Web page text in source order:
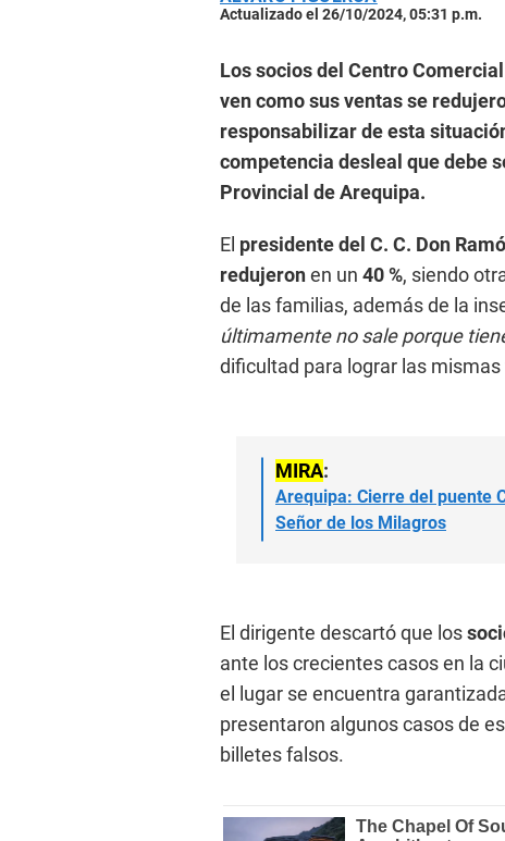
Actualizado el 26/10/2024, 05:31 p.m.
Los socios del Centro
ven como sus ventas se
responsabilizar de esta
competencia desleal que debe
Provincial de Arequipa.
El presidente del C. C. Don
redujeronen un 40 %, siendo
de las familias, además de la
últimamente no sale porque
dificultad para lograr las
MIRA:
Arequipa: Cierre del puente
Señor de los Milagros
El dirigente descartó que los
ante los crecientes casos en la
el lugar se encuentra
presentaron algunos casos de
billetes falsos.